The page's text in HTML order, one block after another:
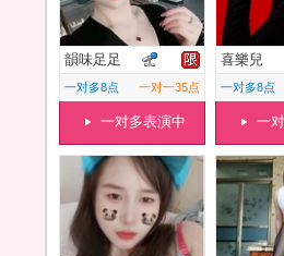
韻味足足
一对多8点 一对一35点
一对多表演中
喜樂兒
一对多8点
一